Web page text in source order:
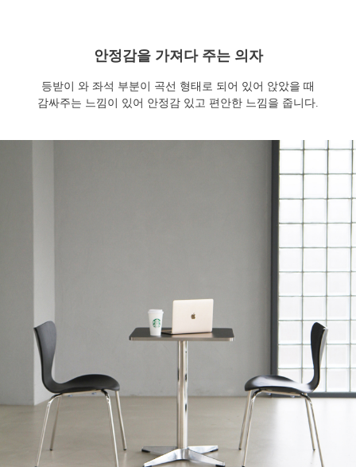
안정감을 가져다 주는 의자
등받이 와 좌석 부분이 곡선 형태로 되어 있어 앉았을 때
감싸주는 느낌이 있어 안정감 있고 편안한 느낌을 줍니다.